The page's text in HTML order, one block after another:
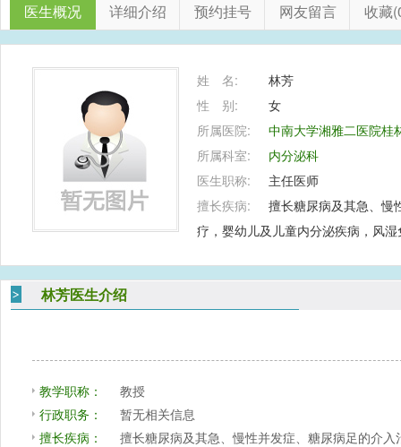
医生概况 详细介绍 预约挂号 网友留言 收藏
姓 名:
林芳
性 别:
女
所属医院:
中南大学湘雅二医院桂
所属科室:
内分泌科
医生职称:
主任医师
擅长疾病:
擅长糖尿病及其急、慢
疗，婴幼儿及儿童内分泌疾病，风
林芳医生介绍
教学职称：
教授
行政职务：
暂无相关信息
擅长疾病：
擅长糖尿病及其急、慢性并发症、糖尿病足的介